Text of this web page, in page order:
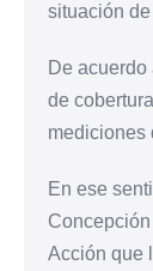
situación
De
de
mediciones
En ese
Acción que